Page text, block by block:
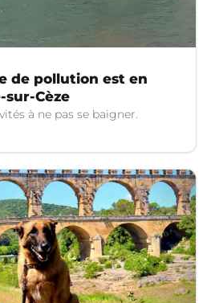
de pollution est en
sur-Cèze
à ne pas se baigner.